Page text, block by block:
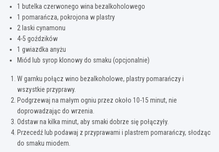
1 butelka czerwonego wina bezalkoholowego
1 pomarańcza, pokrojona w plastry
2 laski cynamonu
4-5 goździków
1 gwiazdka anyżu
Miód lub syrop klonowy do smaku (opcjonalnie)
W garnku połącz wino bezalkoholowe, plastry pomarańczy i
wszystkie przyprawy.
Podgrzewaj na małym ogniu przez około 10-15 minut, nie
doprowadzając do wrzenia.
Odstaw na kilka minut, aby smaki dobrze się połączyły.
Przecedź lub podawaj z przyprawami i plastrem pomarańczy, słodząc
do smaku miodem.